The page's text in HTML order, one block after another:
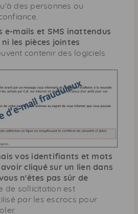
des personnes ou
e-mails et SMS inattendus
les pièces jointes
contenir des logiciels
vos identifiants et mots
cliqué sur un lien dans
n'êtes pas sûr de
de sollicitation est
par les escrocs pour